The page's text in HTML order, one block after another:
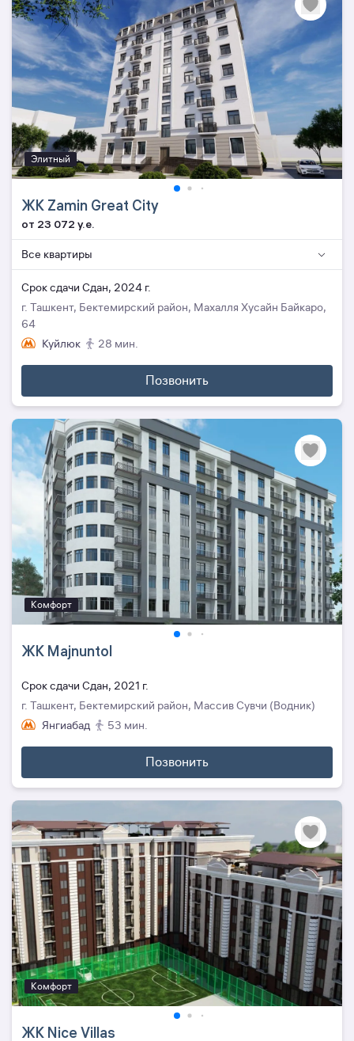
Элитный
ЖК Zamin Great City
от 23 072 y.e.
Все квартиры
Cрок сдачи Сдан, 2024 г.
г. Ташкент, Бектемирский район, Махалля Хусайн Байкаро,
64
Куйлюк
28 мин.
Позвонить
Комфорт
ЖК Majnuntol
Cрок сдачи Сдан, 2021 г.
г. Ташкент, Бектемирский район, Массив Сувчи (Водник)
Янгиабад
53 мин.
Позвонить
Комфорт
ЖК Nice Villas